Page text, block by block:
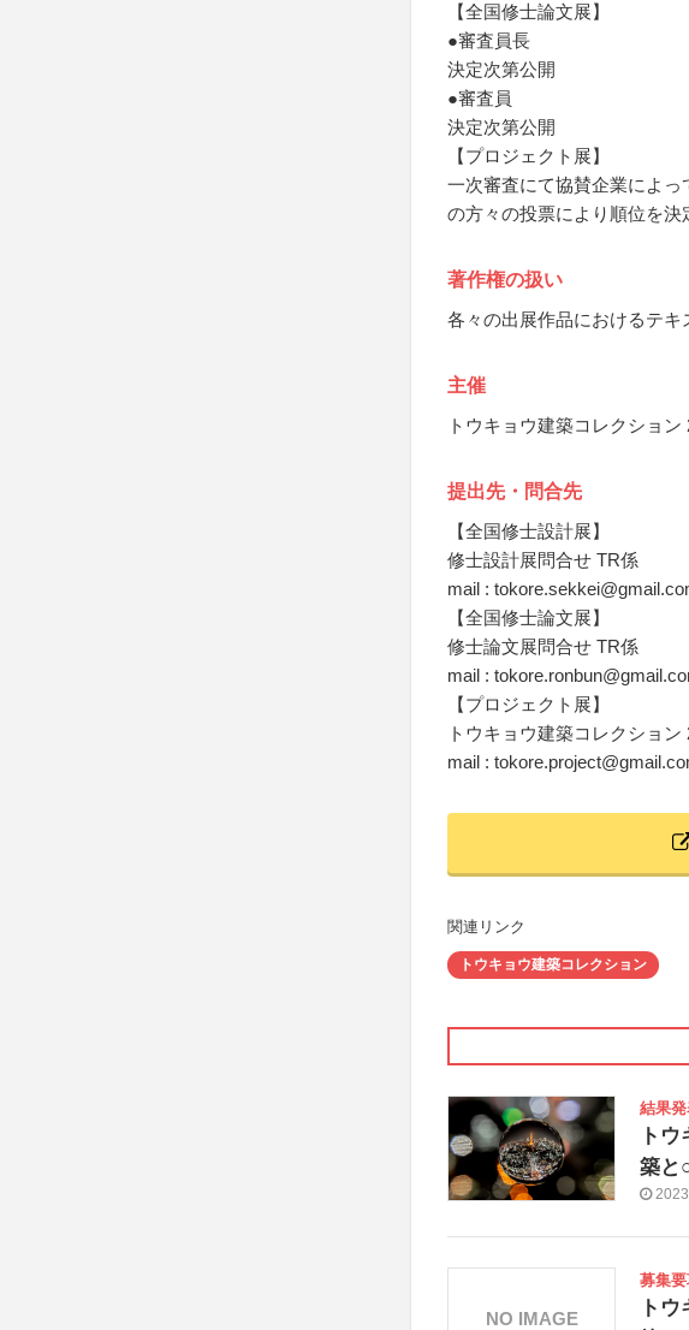
【全国修士論文展】
●審査員長
決定次第公開
●審査員
決定次第公開
【プロジェクト展】
一次審査にて協賛企業によ
の方々の投票により順位を決
著作権の扱い
各々の出展作品におけるテ
主催
トウキョウ建築コレクション
提出先・問合先
【全国修士設計展】
修士設計展問合せ TR係
mail :
【全国修士論文展】
修士論文展問合せ TR係
mail :
【プロジェクト展】
トウキョウ建築コレクショ
mail :
関連リンク
トウキョウ建築コレクション
結果
ト
築と
募集
ト
NO IMAGE